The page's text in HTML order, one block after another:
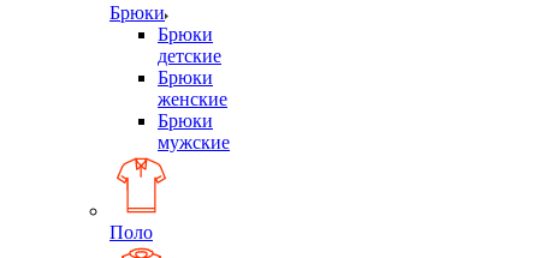
Брюки
Брюки
детские
Брюки
женские
Брюки
мужские
Поло